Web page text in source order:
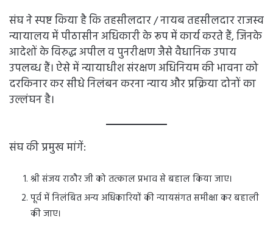
संघ ने स्पष्ट किया है कि तहसीलदार / नायब तहसीलदार राजस्व
न्यायालय में पीठासीन अधिकारी के रूप में कार्य करते हैं, जिनके
आदेशों के विरुद्ध अपील व पुनरीक्षण जैसे वैधानिक उपाय
उपलब्ध हैं। ऐसे में न्यायाधीश संरक्षण अधिनियम की भावना को
दरकिनार कर सीधे निलंबन करना न्याय और प्रक्रिया दोनों का
उल्लंघन है।
संघ की प्रमुख मांगें:
श्री संजय राठौर जी को तत्काल प्रभाव से बहाल किया जाए।
पूर्व में निलंबित अन्य अधिकारियों की न्यायसंगत समीक्षा कर बहाली
की जाए।